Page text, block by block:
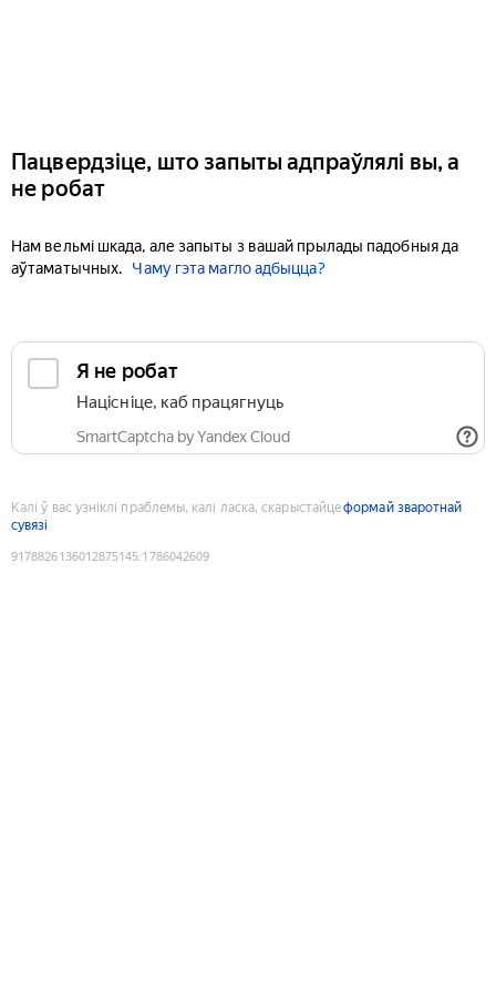
Пацвердзіце, што запыты адпраўлялі вы, а
не робат
Нам вельмі шкада, але запыты з вашай прылады падобныя да
аўтаматычных.
Чаму гэта магло адбыцца?
Я не робат
Націсніце, каб працягнуць
SmartCaptcha by Yandex Cloud
Калі ў вас узніклі праблемы, калі ласка, скарыстайцеформай зваротнай
сувязі
9178826136012875145:1786042609